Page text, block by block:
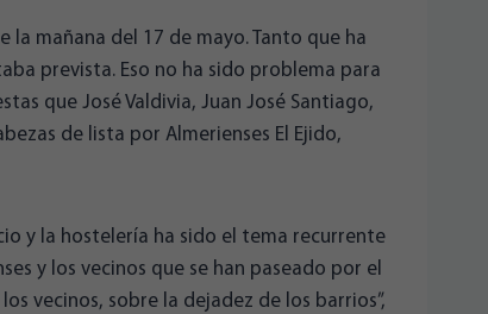
mañana del 17 de mayo. Tanto que ha
prevista. Eso no ha sido problema para
que José Valdivia, Juan José Santiago,
de lista por Almerienses El Ejido,
y la hostelería ha sido el tema recurrente
y los vecinos que se han paseado por el
vecinos, sobre la dejadez de los barrios”,